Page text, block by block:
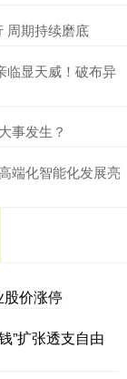
周期持续磨底
临显天威！破布异
事发生？
端化智能化发展亮
价涨停
”扩张透支自由